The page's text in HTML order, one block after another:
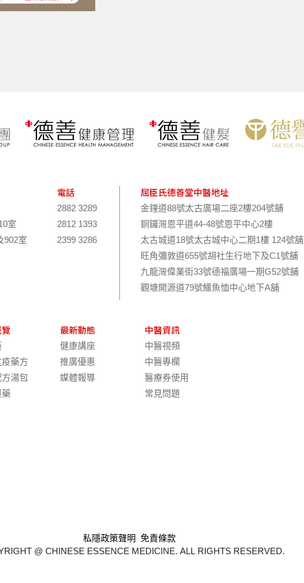
電話
2882 3289
室
2812 1393
902室
2399 3286
屈臣氏德善堂中醫地址
金鐘道88號太古廣場二座2樓204號舖
銅鑼灣恩平道44-48號恩平中心2樓
太古城道18號太古城中心二期1樓 124號舖
旺角彌敦道655號胡社生行地下及C1號舖
九龍灣偉業街33號德福廣場一期G52號舖
觀塘開源道79號鱷魚恤中心地下A舖
藥方
湯包
最新動態
健康講座
推廣優惠
媒體報導
中醫資訊
中醫視頻
中醫專欄
醫療券使用
常見問題
私隱政策聲明 免責條款
@ CHINESE ESSENCE MEDICINE. ALL RIGHTS RESERVED.